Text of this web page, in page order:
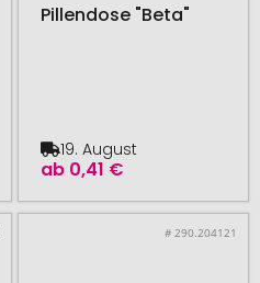
Pillendose "Beta"
ab 0,41 €
19. August
# 290.204121